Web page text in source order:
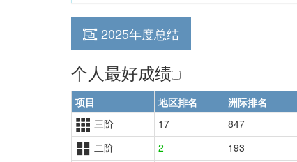
2025年度总结
个人最好成绩
项目 地区排名 洲际排名
三阶
17 847
二阶
2 193